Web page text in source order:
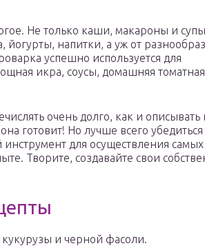
Не только каши, макароны и
напитки, а уж от
успешно используется для
икра, соусы, домашняя томатная
очень долго, как и описывать
готовит! Но лучше всего убедиться
для осуществления самых
Творите, создавайте свои
кукурузы и черной фасоли.